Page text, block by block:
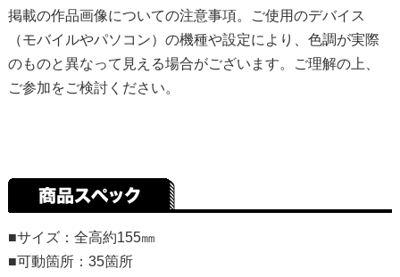
掲載の作品画像についての注意事項。ご使用のデバイス
（モバイルやパソコン）の機種や設定により、色調が実際
のものと異なって見える場合がございます。ご理解の上、
ご参加をご検討ください。
■サイズ：全高約155㎜
■可動箇所：35箇所